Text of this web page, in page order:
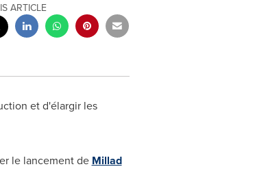
ARTICLE
et d'élargir les
le lancement de Millad